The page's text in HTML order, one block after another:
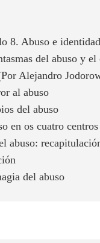
8. Abuso e
del abuso y el
Alejandro
al abuso
del abuso
en os cuatro centros
abuso:
del abuso